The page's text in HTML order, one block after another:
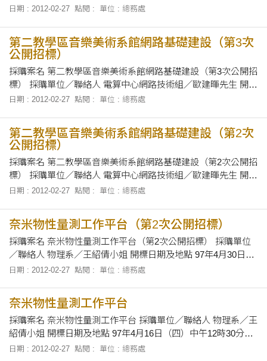
年5月29日中午12時10分，在本校第一會議室當眾開標。 招標
日期 : 2012-02-27 點閱 : 單位 : 總務處
第二教學區音樂美術系館網路基礎建設（第3次
公開招標）
採購案名 第二教學區音樂美術系館網路基礎建設（第3次公開招
標） 採購單位／聯絡人 電算中心網路技術組／歐建暉先生 開標
日期及地點 97年5月16日（五）上午10時正／本校總務長辦公
日期 : 2012-02-27 點閱 : 單位 : 總務處
第二教學區音樂美術系館網路基礎建設（第2次
公開招標）
採購案名 第二教學區音樂美術系館網路基礎建設（第2次公開招
標） 採購單位／聯絡人 電算中心網路技術組／歐建暉先生 開標
日期及地點 97年5月2日（五）上午10時正／本校總務長辦公室
日期 : 2012-02-27 點閱 : 單位 : 總務處
奈米物性量測工作平台（第2次公開招標）
採購案名 奈米物性量測工作平台（第2次公開招標） 採購單位
／聯絡人 物理系／王紹倩小姐 開標日期及地點 97年4月30日
（三）中午12時30分／本校第一會議室 招標文件之領取 至97年
日期 : 2012-02-27 點閱 : 單位 : 總務處
奈米物性量測工作平台
採購案名 奈米物性量測工作平台 採購單位／聯絡人 物理系／王
紹倩小姐 開標日期及地點 97年4月16日（四）中午12時30分／
本校第一會議室 招標文件之領取 請於民國97年3月28日至97年4
日期 : 2012-02-27 點閱 : 單位 : 總務處